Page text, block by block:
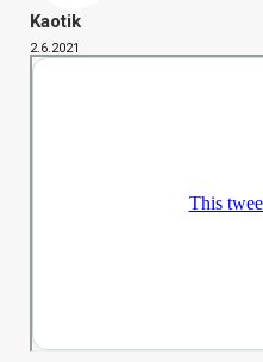
Kaotik
2.6.2021